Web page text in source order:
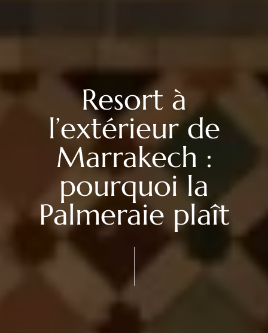
Resort à
l’extérieur de
Marrakech :
pourquoi la
Palmeraie plaît